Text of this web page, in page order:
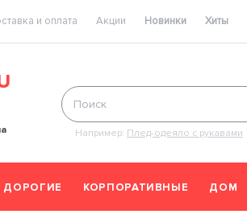
и оплата Акции Новинки Хиты
Например: Плед-одеяло с рукавами
ДОРОГИЕ КОРПОРАТИВНЫЕ ДОМ